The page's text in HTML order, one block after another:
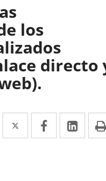
los
directo
Twitter
Enlace
a
Facebook
Enlace
a
a